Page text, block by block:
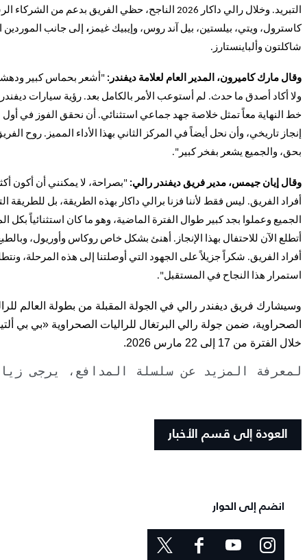
التبريد. وخلال رالي داكار 2026 الناجح، حظي الفريق بدعم من
كاسترول، ويتي، بيلستين، بيل آند روس، وإيبيك غيمز ، إلى جانب
شاكلتون وألباينستارز.
وقال مارك كاميرون، المدير العام لعلامة ديفندر: "أشعر بحماس كبير
ولا أكاد أصدق ما حدث. لم أستوعب الأمر بالكامل بعد. رؤية سيارات ديفندر
خط النهاية معاً تمثل خلاصة جهد جماعي استثنائي. أن نحقق الفوز في أول
إنجاز تاريخي، وأن نحل أيضاً في المركز الثاني بهذا الأداء المميز. روح
بحق، والجميع يشعر بفخر كبير".
وقال إيان جيمس، مدير فريق ديفندر رالي: "بصراحة، لا يمكنني أن أكون
أفراد الفريق. ليس فقط لأننا فزنا برالي داكار بهذه الطريقة، بل للطريقة
الجميع وعملوا بجد كبير طوال الفترة الماضية، وهو ما كان استثنائياً بكل
أتطلع الآن للاحتفال بهذا الإنجاز. أهنئ بشكل خاص روكاس وأوريول،
أفراد الفريق. شكراً جزيلاً على الجهود التي أوصلتنا إلى هذه المرحلة،
استمرار هذا النجاح في المستقبل".
وسيشارك فريق ديفندر رالي في الجولة المقبلة من بطولة العالم
الصحراوية، ضمن جولة رالي البرتغال للراليات الصحراوية «بي بي
خلال الفترة من 17 إلى 22 مارس 2026.
لمعرفة المزيد عن سلسلة المدافع، يرجى
العودة إلى قسم الأخبار
انضم إلى الحوار